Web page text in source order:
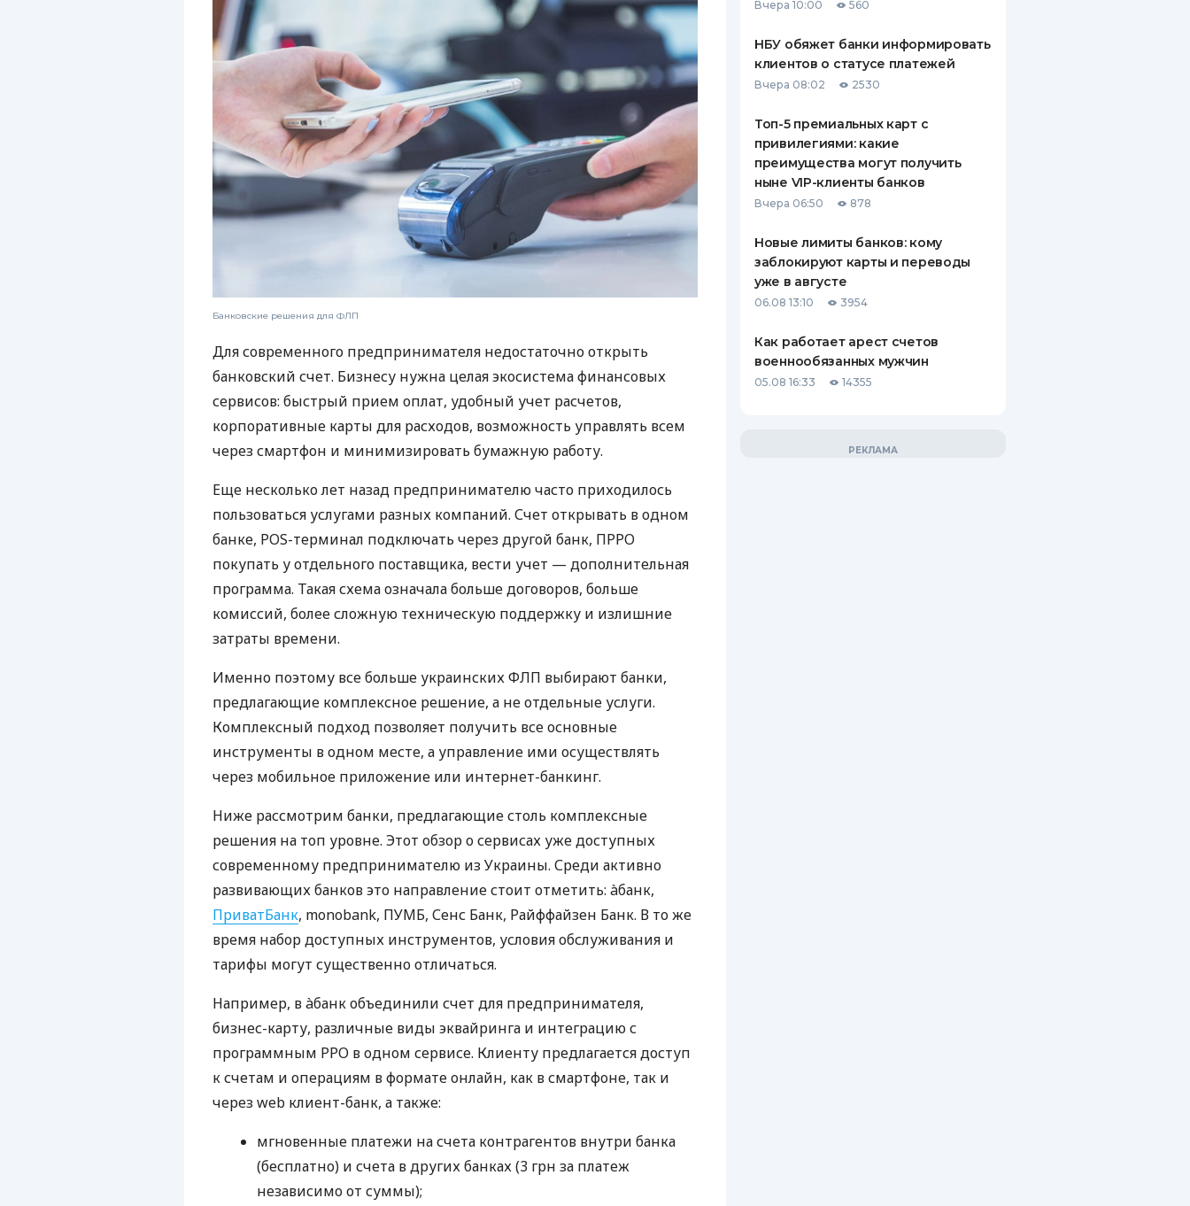
Банковские решения для ФЛП
Для современного предпринимателя недостаточно открыть
банковский счет. Бизнесу нужна целая экосистема финансовых
сервисов: быстрый прием оплат, удобный учет расчетов,
корпоративные карты для расходов, возможность управлять всем
через смартфон и минимизировать бумажную работу.
Еще несколько лет назад предпринимателю часто приходилось
пользоваться услугами разных компаний. Счет открывать в одном
банке, POS-терминал подключать через другой банк, ПРРО
покупать у отдельного поставщика, вести учет — дополнительная
программа. Такая схема означала больше договоров, больше
комиссий, более сложную техническую поддержку и излишние
затраты времени.
Именно поэтому все больше украинских ФЛП выбирают банки,
предлагающие комплексное решение, а не отдельные услуги.
Комплексный подход позволяет получить все основные
инструменты в одном месте, а управление ими осуществлять
через мобильное приложение или интернет-банкинг.
Ниже рассмотрим банки, предлагающие столь комплексные
решения на топ уровне. Этот обзор о сервисах уже доступных
современному предпринимателю из Украины. Среди активно
развивающих банков это направление стоит отметить: àбанк,
ПриватБанк, monobank, ПУМБ, Сенс Банк, Райффайзен Банк. В то же
время набор доступных инструментов, условия обслуживания и
тарифы могут существенно отличаться.
Например, в àбанк объединили счет для предпринимателя,
бизнес-карту, различные виды эквайринга и интеграцию с
программным РРО в одном сервисе. Клиенту предлагается доступ
к счетам и операциям в формате онлайн, как в смартфоне, так и
через web клиент-банк, а также:
мгновенные платежи на счета контрагентов внутри банка
(бесплатно) и счета в других банках (3 грн за платеж
независимо от суммы);
Вчера 10:00 560
НБУ обяжет банки информировать
клиентов о статусе платежей
Вчера 08:02 2530
Топ-5 премиальных карт с
привилегиями: какие
преимущества могут получить
ныне VIP-клиенты банков
Вчера 06:50 878
Новые лимиты банков: кому
заблокируют карты и переводы
уже в августе
06.08 13:10 3954
Как работает арест счетов
военнообязанных мужчин
05.08 16:33 14355